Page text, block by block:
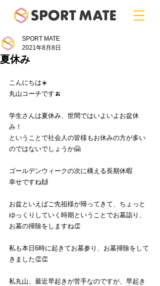
夏休み
SPORT MATE
2021年8月8日
こんにちは☀️
丸山コーチです🍌
学生さんは夏休み、世間ではいよいよお盆休
み！
ということで社会人の皆様もお休みの方が多い
のではないでしょうか🤗
ゴールデンウィークの次に構える長期休暇
幸せですね🙌
お盆といえばご先祖様が帰ってきて、ちょっと
ゆっくりしていく時期ということでお墓詣り、
お墓の掃除をしますね👏
私も本日6時に起きてお墓参り、お墓掃除をして
きました👏👏
私丸山、最近早起きが苦手なのですが、早起き